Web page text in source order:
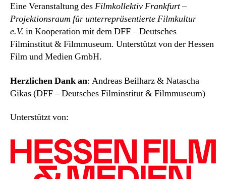
Eine Veranstaltung desFilmkollektiv Frankfurt –
Projektionsraum für unterrepräsentierte Filmkultur
e.V. in Kooperation mit dem DFF – Deutsches
Filminstitut & Filmmuseum. Unterstützt von der Hessen
Film und Medien GmbH.
Herzlichen Dank an: Andreas Beilharz & Natascha
Gikas (DFF – Deutsches Filminstitut & Filmmuseum)
Unterstützt von: